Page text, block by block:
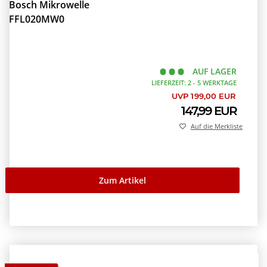
Bosch Mikrowelle
FFL020MW0
AUF LAGER
LIEFERZEIT: 2 - 5 WERKTAGE
UVP 199,00 EUR
147,99 EUR
Zum Artikel
Auf die Merkliste